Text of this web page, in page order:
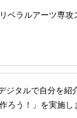
ベラルアーツ専
ジタルで自分を紹
ろう！」を実施し